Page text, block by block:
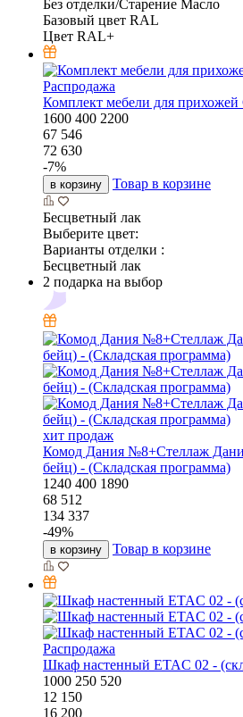
Без отделки/Старение Масло
Базовый цвет RAL
Цвет RAL+
Распродажа
Комплект мебели для
1600 400 2200
67 546
72 630
-7%
в корзину Товар в корзине
Бесцветный лак
Выберите цвет:
Варианты отделки :
Бесцветный лак
2 подарка на выбор
хит продаж
Комод Дания №8+Стеллаж
бейц) - (Складская программа)
1240 400 1890
68 512
134 337
-49%
в корзину Товар в корзине
Распродажа
Шкаф настенный ETAC 02 -
1000 250 520
12 150
16 200